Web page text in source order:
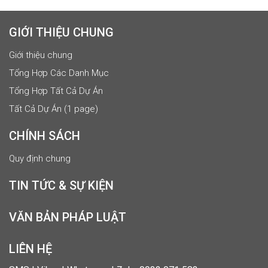
GIỚI THIỆU CHUNG
Giới thiệu chung
Tổng Hợp Các Danh Mục
Tổng Hợp Tất Cả Dự Án
Tất Cả Dự Án (1 page)
CHÍNH SÁCH
Quy định chung
TIN TỨC & SỰ KIỆN
VĂN BẢN PHÁP LUẬT
LIÊN HỆ